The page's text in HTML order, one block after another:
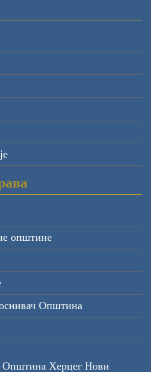
општине
оснивач Општина
Општина Херцег Нови